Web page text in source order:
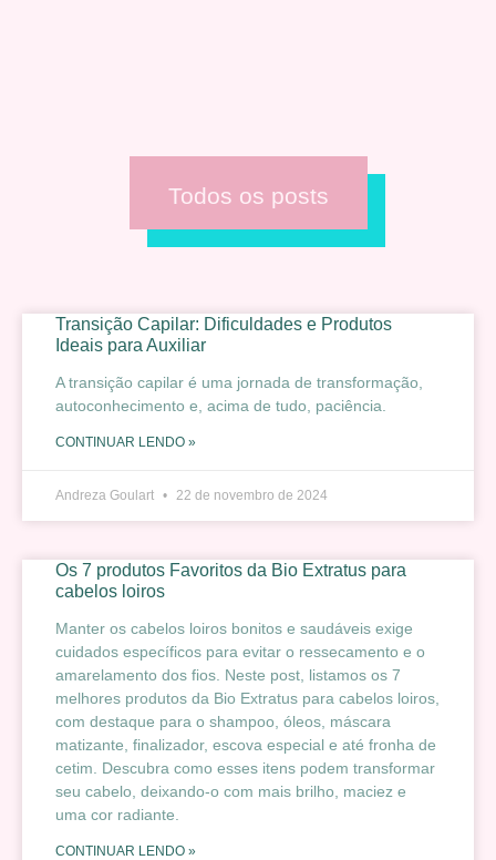
Todos os posts
Transição Capilar: Dificuldades e Produtos
Ideais para Auxiliar
A transição capilar é uma jornada de transformação,
autoconhecimento e, acima de tudo, paciência.
CONTINUAR LENDO »
Andreza Goulart 22 de novembro de 2024
Os 7 produtos Favoritos da Bio Extratus para
cabelos loiros
Manter os cabelos loiros bonitos e saudáveis exige
cuidados específicos para evitar o ressecamento e o
amarelamento dos fios. Neste post, listamos os 7
melhores produtos da Bio Extratus para cabelos loiros,
com destaque para o shampoo, óleos, máscara
matizante, finalizador, escova especial e até fronha de
cetim. Descubra como esses itens podem transformar
seu cabelo, deixando-o com mais brilho, maciez e
uma cor radiante.
CONTINUAR LENDO »